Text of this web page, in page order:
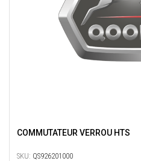
COMMUTATEUR VERROU HTS
SKU: QS926201000